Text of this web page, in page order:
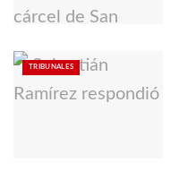
TRIBUNALES